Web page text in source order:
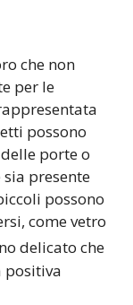
che non
per le
possono
porte o
presente
possono
come vetro
delicato che
positiva